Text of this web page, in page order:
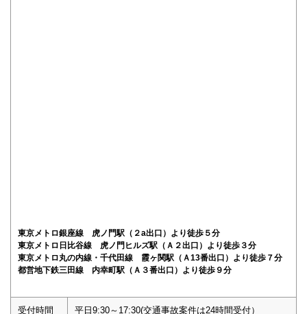
東京メトロ銀座線 虎ノ門駅（２a出口）より徒歩５分
東京メトロ日比谷線 虎ノ門ヒルズ駅（Ａ２出口）より徒歩３分
東京メトロ丸の内線・千代田線 霞ヶ関駅（Ａ13番出口）より徒歩７分
都営地下鉄三田線 内幸町駅（Ａ３番出口）より徒歩９分
受付時間 平日9:30～17:30(交通事故案件は24時間受付）